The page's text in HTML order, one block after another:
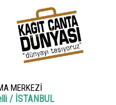
MERKEZİ
/ İSTANBUL